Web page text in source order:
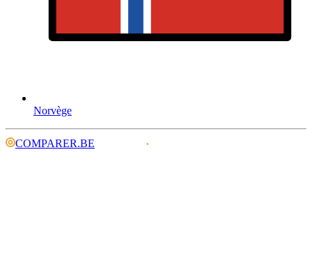
Norvège
COMPARER.BE